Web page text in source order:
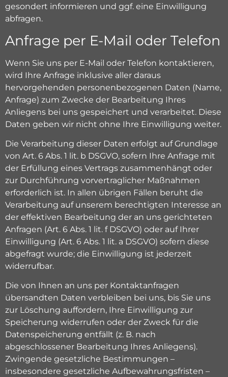
gesondert informieren und ggf. eine Einwilligung
abfragen.
Anfrage per E-Mail oder Telefon
Wenn Sie uns per E-Mail oder Telefon kontaktieren,
wird Ihre Anfrage inklusive aller daraus
hervorgehenden personenbezogenen Daten (Name,
Anfrage) zum Zwecke der Bearbeitung Ihres
Anliegens bei uns gespeichert und verarbeitet. Diese
Daten geben wir nicht ohne Ihre Einwilligung weiter.
Die Verarbeitung dieser Daten erfolgt auf Grundlage
von Art. 6 Abs. 1 lit. b DSGVO, sofern Ihre Anfrage mit
der Erfüllung eines Vertrags zusammenhängt oder
zur Durchführung vorvertraglicher Maßnahmen
erforderlich ist. In allen übrigen Fällen beruht die
Verarbeitung auf unserem berechtigten Interesse an
der effektiven Bearbeitung der an uns gerichteten
Anfragen (Art. 6 Abs. 1 lit. f DSGVO) oder auf Ihrer
Einwilligung (Art. 6 Abs. 1 lit. a DSGVO) sofern diese
abgefragt wurde; die Einwilligung ist jederzeit
widerrufbar.
Die von Ihnen an uns per Kontaktanfragen
übersandten Daten verbleiben bei uns, bis Sie uns
zur Löschung auffordern, Ihre Einwilligung zur
Speicherung widerrufen oder der Zweck für die
Datenspeicherung entfällt (z. B. nach
abgeschlossener Bearbeitung Ihres Anliegens).
Zwingende gesetzliche Bestimmungen –
insbesondere gesetzliche Aufbewahrungsfristen –